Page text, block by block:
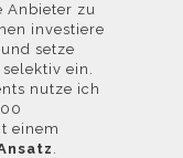
Anbieter zu
investiere
setze
ein.
nutze ich
einem
.